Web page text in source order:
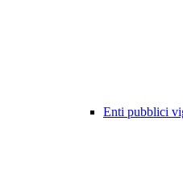
Enti pubblici